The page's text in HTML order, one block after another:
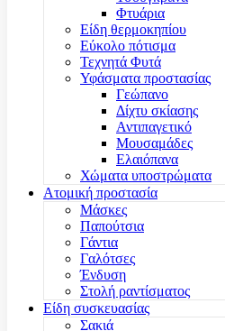
Φτυάρια
Είδη θερμοκηπίου
Εύκολο πότισμα
Τεχνητά Φυτά
Υφάσματα προστασίας
Γεώπανο
Δίχτυ σκίασης
Αντιπαγετικό
Μουσαμάδες
Ελαιόπανα
Χώματα υποστρώματα
Ατομική προστασία
Μάσκες
Παπούτσια
Γάντια
Γαλότσες
Ένδυση
Στολή ραντίσματος
Είδη συσκευασίας
Σακιά